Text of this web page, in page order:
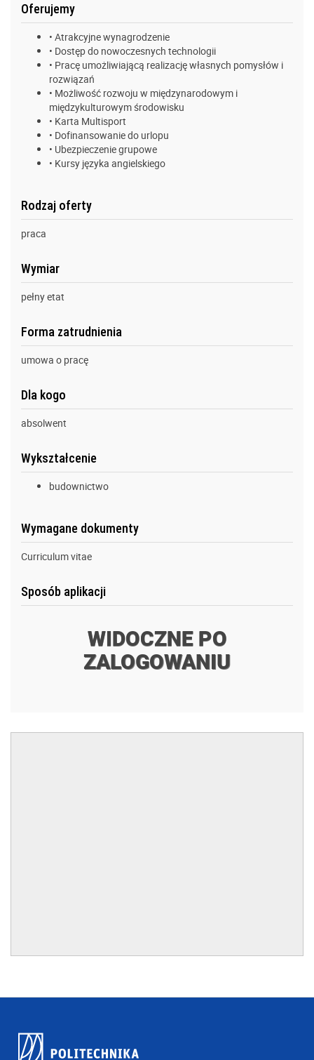
Oferujemy
• Atrakcyjne wynagrodzenie
• Dostęp do nowoczesnych technologii
• Pracę umożliwiającą realizację własnych pomysłów i
rozwiązań
• Możliwość rozwoju w międzynarodowym i
międzykulturowym środowisku
• Karta Multisport
• Dofinansowanie do urlopu
• Ubezpieczenie grupowe
• Kursy języka angielskiego
Rodzaj oferty
praca
Wymiar
pełny etat
Forma zatrudnienia
umowa o pracę
Dla kogo
absolwent
Wykształcenie
budownictwo
Wymagane dokumenty
Curriculum vitae
Sposób aplikacji
WIDOCZNE PO
ZALOGOWANIU